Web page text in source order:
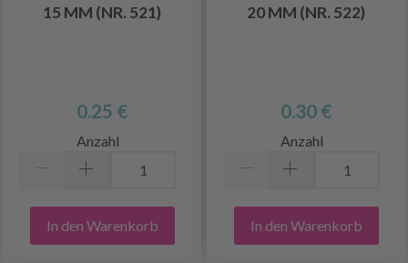
5 MM (NR. 521)
0.25 €
Anzahl
In den Warenkorb
0 MM (NR. 522)
0.30 €
Anzahl
In den Warenkorb